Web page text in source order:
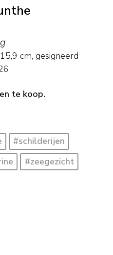
15,9 cm, gesigneerd
te koop.
#schilderijen
#zeegezicht